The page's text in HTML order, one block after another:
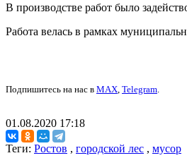
В производстве работ было
Работа велась в рамках
Подпишитесь на нас в MAX, Telegram.
01.08.2020 17:18
Теги: Ростов , городской лес , мусор